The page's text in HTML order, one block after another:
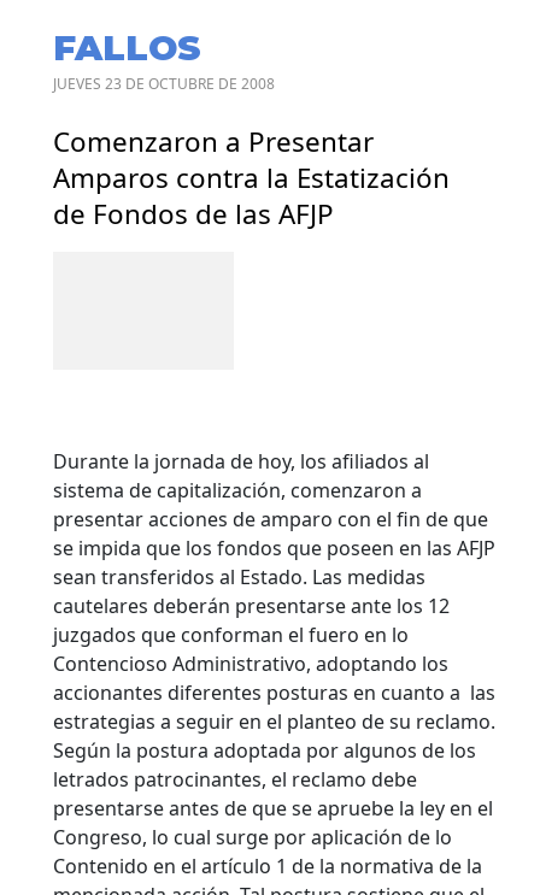
FALLOS
JUEVES 23 DE OCTUBRE DE 2008
Comenzaron a Presentar
Amparos contra la Estatización
de Fondos de las AFJP
Durante la jornada de hoy, los afiliados al
sistema de capitalización, comenzaron a
presentar acciones de amparo con el fin de que
se impida que los fondos que poseen en las AFJP
sean transferidos al Estado. Las medidas
cautelares deberán presentarse ante los 12
juzgados que conforman el fuero en lo
Contencioso Administrativo, adoptando los
accionantes diferentes posturas en cuanto a las
estrategias a seguir en el planteo de su reclamo.
Según la postura adoptada por algunos de los
letrados patrocinantes, el reclamo debe
presentarse antes de que se apruebe la ley en el
Congreso, lo cual surge por aplicación de lo
Contenido en el artículo 1 de la normativa de la